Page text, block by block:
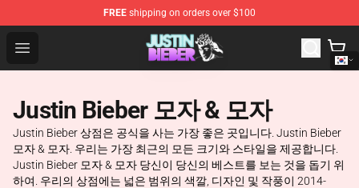
FREE shipping on orders over $100
Open menu
Justin Bieber Store - Official Justin Bieber Merchandise
Justin Bieber 모자 & 모자
Justin Bieber 상점은 공식을 사는 가장 좋은 곳입니다. Justin Bieber
모자 & 모자. 우리는 가장 최근의 모든 크기와 스타일을 제공합니다.
Justin Bieber 모자 & 모자 당신이 당신의 베스트를 보는 것을 돕기 위
하여. 우리의 상점에는 넓은 범위의 색깔, 디자인 및 작풍이 2014-